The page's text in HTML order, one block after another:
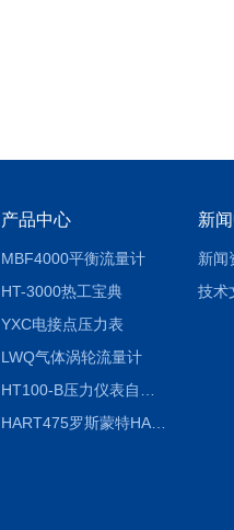
产品中心
MBF4000平衡流量计
HT-3000热工宝典
YXC电接点压力表
LWQ气体涡轮流量计
HART475罗斯蒙特HART475手操器
新
新闻
技术